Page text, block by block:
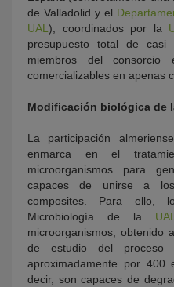
de Valladolid y el
UAL), coordinados por la
presupuesto total de
miembros del consorcio
comercializables en apenas
Modificación biológica de
La participación
enmarca en el
microorganismos para
capaces de unirse a
composites. Para ello,
Microbiología de la
microorganismos,
de estudio del proceso
aproximadamente por 400
decir, son capaces de